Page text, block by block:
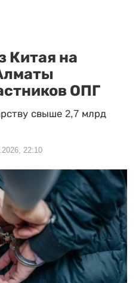
Китая на
ОПГ
свыше 2,7 млрд
22:10